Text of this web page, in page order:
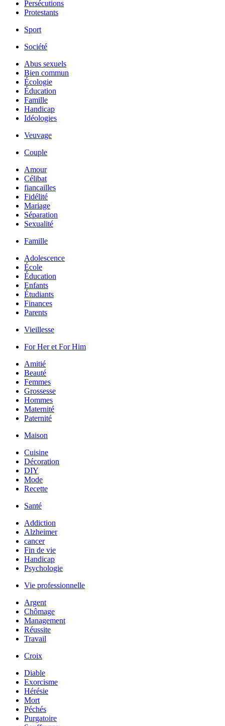
Persécutions
Protestants
Sport
Société
Abus sexuels
Bien commun
Écologie
Éducation
Famille
Handicap
Idéologies
Veuvage
Couple
Amour
Célibat
fiancailles
Fidélité
Mariage
Séparation
Sexualité
Famille
Adolescence
École
Éducation
Enfants
Étudiants
Finances
Parents
Vieillesse
For Her et For Him
Amitié
Beauté
Femmes
Grossesse
Hommes
Maternité
Paternité
Maison
Cuisine
Décoration
DIY
Mode
Recette
Santé
Addiction
Alzheimer
cancer
Fin de vie
Handicap
Psychologie
Vie professionnelle
Argent
Chômage
Management
Réussite
Travail
Croix
Diable
Exorcisme
Hérésie
Mort
Péchés
Purgatoire